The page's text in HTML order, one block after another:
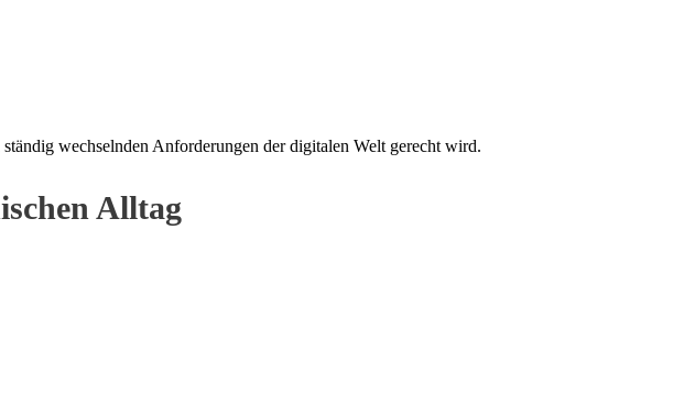
wechselnden Anforderungen der digitalen Welt gerecht wird.
Alltag